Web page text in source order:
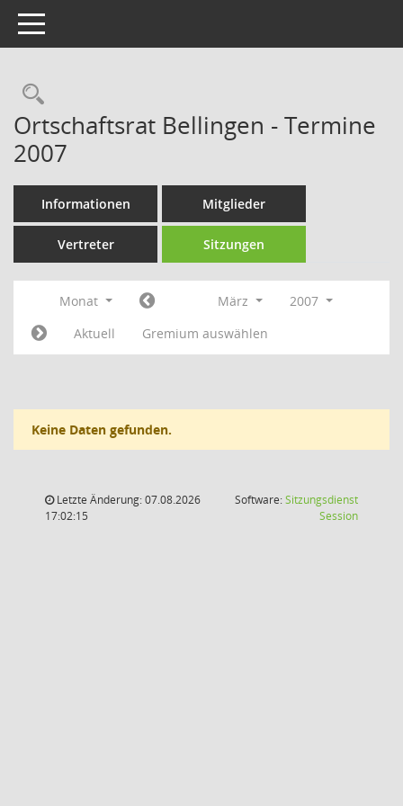
Toggle navigation
Rechercheauswahl
Ortschaftsrat Bellingen - Termine
2007
Informationen Mitglieder
Vertreter Sitzungen
Monat März
2007
Aktuell
Gremium auswählen
Keine Daten gefunden.
Letzte Änderung: 07.08.2026
17:02:15
Software:Sitzungsdienst
Session(Wird in